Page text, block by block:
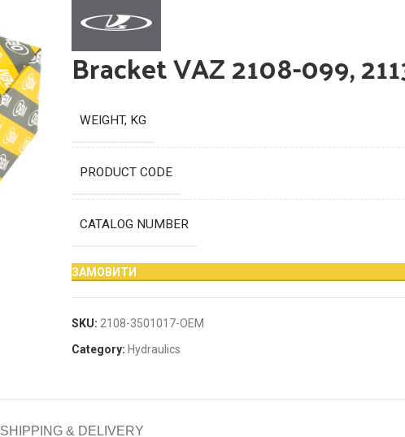
Bracket VAZ 2108-099,
WEIGHT, KG
PRODUCT CODE
CATALOG NUMBER
ЗАМОВИТИ
SKU: 2108-3501017-OEM
Category: Hydraulics
SHIPPING & DELIVERY